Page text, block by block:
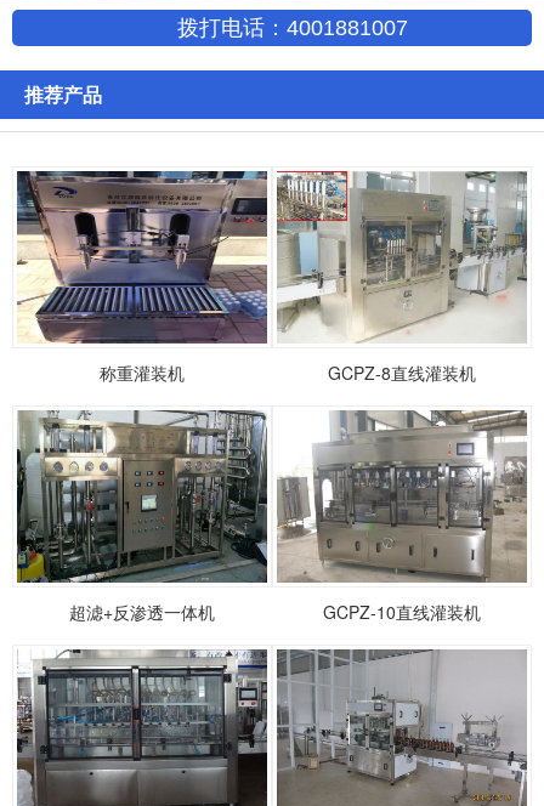
拨打电话：4001881007
推荐产品
称重灌装机 GCPZ-8直线灌装机
超滤+反渗透一体机 GCPZ-10直线灌装机